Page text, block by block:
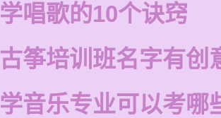
学唱歌的10个诀窍
古筝培训班名字有创
学音乐专业可以考哪